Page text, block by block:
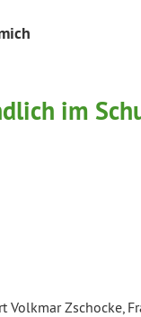
im
Zschocke,